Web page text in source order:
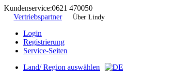
Kundenservice:0621 470050
Vertriebspartner
Über Lindy
Login
Registrierung
Service-Seiten
Land/ Region auswählen